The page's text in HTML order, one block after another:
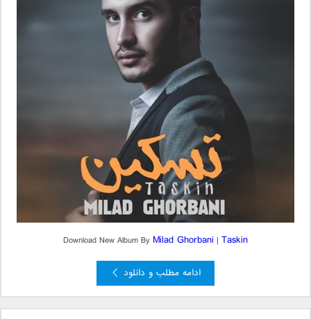
Download New Album By Milad Ghorbani | Taskin
ادامه مطلب و دانلود